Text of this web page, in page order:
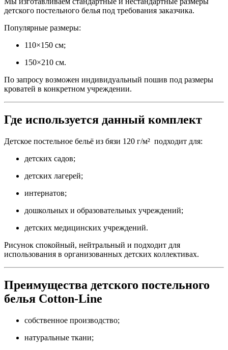
детского постельного белья под требования заказчика.
Популярные размеры:
110×150 см;
150×210 см.
По запросу возможен индивидуальный пошив под размеры
кроватей в конкретном учреждении.
Где используется данный комплект
Детское постельное бельё из бязи 120 г/м² подходит для:
детских садов;
детских лагерей;
интернатов;
дошкольных и образовательных учреждений;
детских медицинских учреждений.
Рисунок спокойный, нейтральный и подходит для
использования в организованных детских коллективах.
Преимущества детского постельного
белья Cotton-Line
собственное производство;
натуральные ткани;